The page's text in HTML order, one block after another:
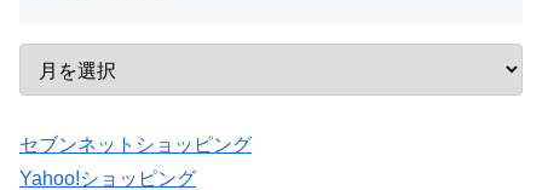
セブンネットショッピング
Yahoo!ショッピング